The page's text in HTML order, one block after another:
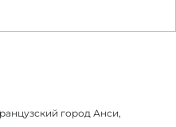
город Анси,